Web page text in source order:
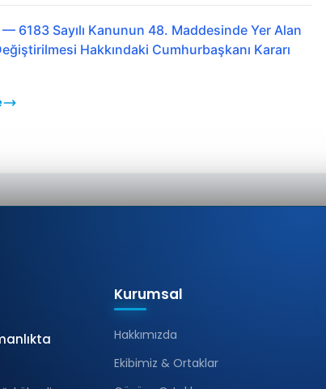
6183 Sayılı Kanunun 48. Maddesinde Yer Alan
Hakkındaki Cumhurbaşkanı Kararı
Kurumsal
Hakkımızda
Ekibimiz & Ortaklar